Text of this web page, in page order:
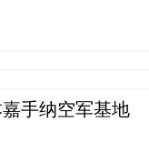
手纳空军基地